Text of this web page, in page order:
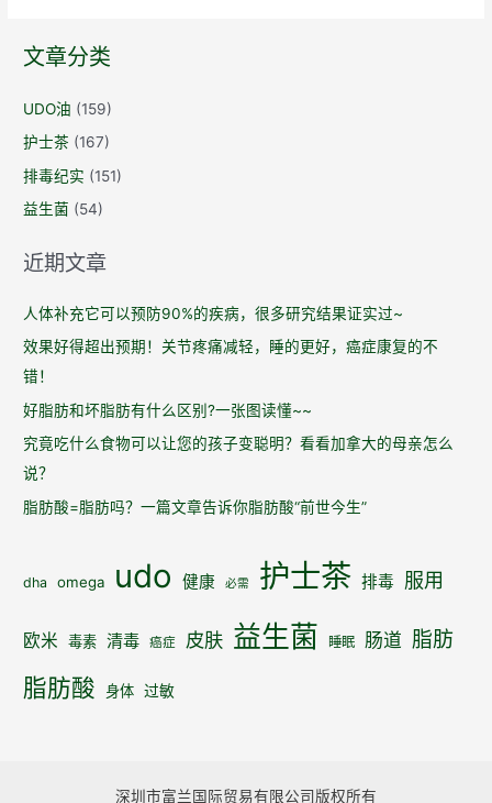
纪
71：
排
毒
调
内
泌
文章分类
UDO油 (159)
护士茶 (167)
排毒纪实 (151)
益生菌 (54)
近期文章
人体补充它可以预防90%的疾病，很多研究结果证实过~
效果好得超出预期！关节疼痛减轻，睡的更好，癌症康复的不
错！
好脂肪和坏脂肪有什么区别?一张图读懂~~
究竟吃什么食物可以让您的孩子变聪明？看看加拿大的母亲怎么
说？
脂肪酸=脂肪吗？一篇文章告诉你脂肪酸“前世今生”
dha omega udo 健康 必需 护士茶 排毒 服用
欧米 毒素 清毒 癌症 皮肤 益生菌 睡眠 肠道 脂肪
脂肪酸 身体 过敏
深圳市富兰国际贸易有限公司版权所有